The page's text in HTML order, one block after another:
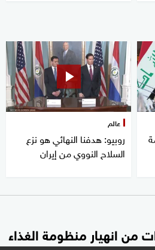
عالم
روبيو: هدفنا النهائي هو نزع
السلاح النووي من إيران
من انهيار منظومة الغذاء